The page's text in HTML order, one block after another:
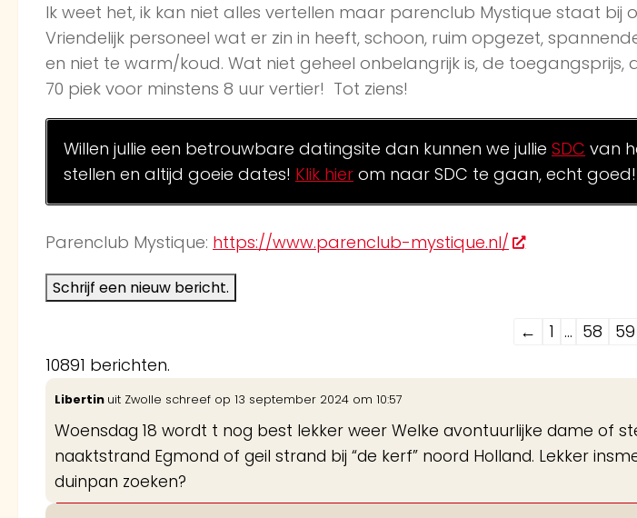
Ik weet het, ik kan niet alles vertellen maar parenclub Mystique staat bij
Vriendelijk personeel wat er zin in heeft, schoon, ruim opgezet,
en niet te warm/koud. Wat niet geheel onbelangrijk is, de toegangsprijs,
70 piek voor minstens 8 uur vertier! Tot ziens!
Willen jullie een betrouwbare datingsite dan kunnen we jullie SDC van
stellen en altijd goeie dates! Klik hier om naar SDC te gaan, echt goed!
Parenclub Mystique: https://www.parenclub-mystique.nl/
Navigatie
de
lijst
← 1 ... 58 59
10891 berichten.
Libertin uit Zwolle schreef op 13 september 2024 om 10:57
Woensdag 18 wordt t nog best lekker weer Welke avontuurlijke dame of
naaktstrand Egmond of geil strand bij “de kerf” noord Holland. Lekker
duinpan zoeken?